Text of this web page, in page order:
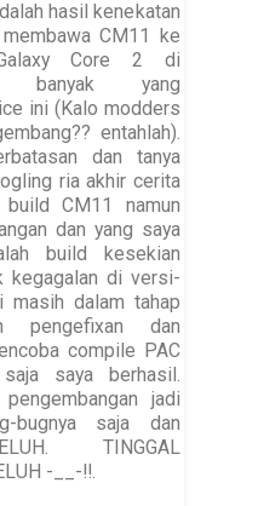
hasil kenekatan
CM11 ke
Core 2 di
banyak yang
ini (Kalo modders
entahlah).
dan tanya
ria akhir cerita
CM11 namun
dan yang saya
build kesekian
kegagalan di versi-
masih dalam tahap
pengefixan dan
compile PAC
saya berhasil.
jadi
bugnya saja dan
TINGGAL
-__-!!.